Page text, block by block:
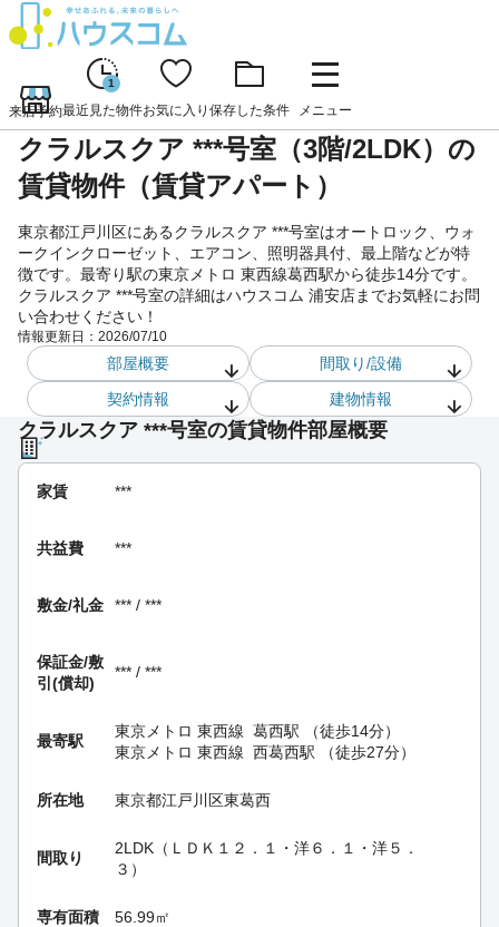
来店予約
1
最近見た物件お気に入り 保存した条件 メニュー
クラルスクア ***号室（3階/2LDK）の
賃貸物件（賃貸アパート）
東京都江戸川区にあるクラルスクア ***号室はオートロック、ウォ
ークインクローゼット、エアコン、照明器具付、最上階などが特
徴です。最寄り駅の東京メトロ 東西線葛西駅から徒歩14分です。
クラルスクア ***号室の詳細はハウスコム 浦安店までお気軽にお問
い合わせください！
情報更新日： 2026/07/10
部屋概要
間取り/設備
契約情報
建物情報
クラルスクア ***号室の賃貸物件部屋概要
家賃 ***
共益費 ***
敷金/礼金 *** / ***
保証金/敷
引(償却)
*** / ***
最寄駅
東京メトロ 東西線 葛西駅 （徒歩14分）
東京メトロ 東西線 西葛西駅 （徒歩27分）
所在地 東京都江戸川区東葛西
間取り
2LDK（ＬＤＫ１２．１・洋６．１・洋５．
３）
専有面積 56.99㎡